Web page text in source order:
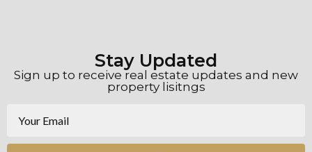
Stay Updated
Sign up to receive real estate updates and new
property lisitngs